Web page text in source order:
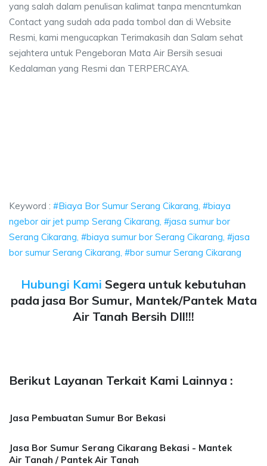
yang salah dalam penulisan kalimat tanpa mencntumkan
Contact yang sudah ada pada tombol dan di Website
Resmi, kami mengucapkan Terimakasih dan Salam sehat
sejahtera untuk Pengeboran Mata Air Bersih sesuai
Kedalaman yang Resmi dan TERPERCAYA.
Keyword : #Biaya Bor Sumur Serang Cikarang, #biaya
ngebor air jet pump Serang Cikarang, #jasa sumur bor
Serang Cikarang, #biaya sumur bor Serang Cikarang, #jasa
bor sumur Serang Cikarang, #bor sumur Serang Cikarang
Hubungi Kami Segera untuk kebutuhan
pada jasa Bor Sumur, Mantek/Pantek Mata
Air Tanah Bersih Dll!!!
Berikut Layanan Terkait Kami Lainnya :
Jasa Pembuatan Sumur Bor Bekasi
Jasa Bor Sumur Serang Cikarang Bekasi - Mantek
Air Tanah / Pantek Air Tanah